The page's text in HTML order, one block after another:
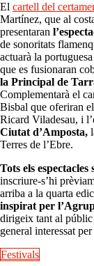
El cartell del
Martínez, que al
presentaran
de sonoritats
actuarà la
que es fusionaran
la Principal de
Complementarà el
Bisbal que oferiran
Ricard Viladesau, i
Ciutat d’Amposta,
Terres de l’Ebre.
Tots els
inscriure-s’hi
arriba a la quarta
inspirat per
dirigeix tant al públic
general interessat
Festivals